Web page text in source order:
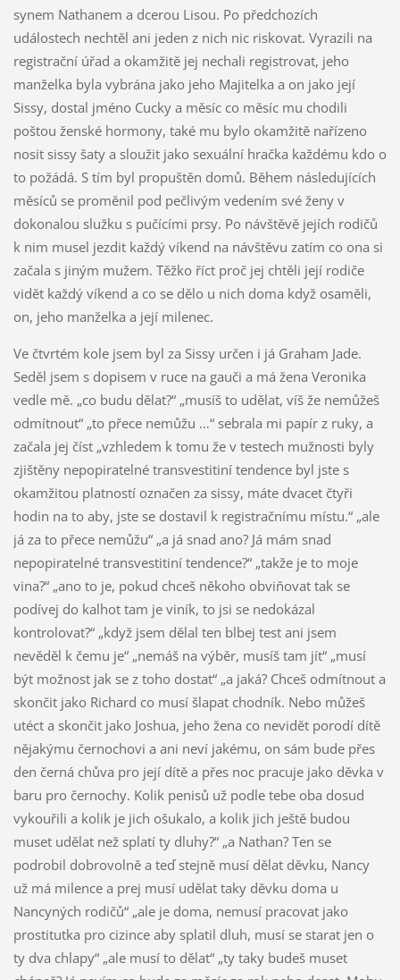
synem Nathanem a dcerou Lisou. Po předchozích
událostech nechtěl ani jeden z nich nic riskovat. Vyrazili na
registrační úřad a okamžitě jej nechali registrovat, jeho
manželka byla vybrána jako jeho Majitelka a on jako její
Sissy, dostal jméno Cucky a měsíc co měsíc mu chodili
poštou ženské hormony, také mu bylo okamžitě nařízeno
nosit sissy šaty a sloužit jako sexuální hračka každému kdo o
to požádá. S tím byl propuštěn domů. Během následujících
měsíců se proměnil pod pečlivým vedením své ženy v
dokonalou služku s pučícími prsy. Po návštěvě jejích rodičů
k nim musel jezdit každý víkend na návštěvu zatím co ona si
začala s jiným mužem. Těžko říct proč jej chtěli její rodiče
vidět každý víkend a co se dělo u nich doma když osaměli,
on, jeho manželka a její milenec.
Ve čtvrtém kole jsem byl za Sissy určen i já Graham Jade.
Seděl jsem s dopisem v ruce na gauči a má žena Veronika
vedle mě. „co budu dělat?“ „musíš to udělat, víš že nemůžeš
odmítnout“ „to přece nemůžu …“ sebrala mi papír z ruky, a
začala jej číst „vzhledem k tomu že v testech mužnosti byly
zjištěny nepopiratelné transvestitiní tendence byl jste s
okamžitou platností označen za sissy, máte dvacet čtyři
hodin na to aby, jste se dostavil k registračnímu místu.“ „ale
já za to přece nemůžu“ „a já snad ano? Já mám snad
nepopiratelné transvestitiní tendence?“ „takže je to moje
vina?“ „ano to je, pokud chceš někoho obviňovat tak se
podívej do kalhot tam je viník, to jsi se nedokázal
kontrolovat?“ „když jsem dělal ten blbej test ani jsem
nevěděl k čemu je“ „nemáš na výběr, musíš tam jít“ „musí
být možnost jak se z toho dostat“ „a jaká? Chceš odmítnout a
skončit jako Richard co musí šlapat chodník. Nebo můžeš
utéct a skončit jako Joshua, jeho žena co nevidět porodí dítě
nějakýmu černochovi a ani neví jakému, on sám bude přes
den černá chůva pro její dítě a přes noc pracuje jako děvka v
baru pro černochy. Kolik penisů už podle tebe oba dosud
vykouřili a kolik je jich ošukalo, a kolik jich ještě budou
muset udělat než splatí ty dluhy?“ „a Nathan? Ten se
podrobil dobrovolně a teď stejně musí dělat děvku, Nancy
už má milence a prej musí udělat taky děvku doma u
Nancyných rodičů“ „ale je doma, nemusí pracovat jako
prostitutka pro cizince aby splatil dluh, musí se starat jen o
ty dva chlapy“ „ale musí to dělat“ „ty taky budeš muset